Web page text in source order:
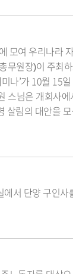
모여 우리나라
무원장)이 주최
나’가 10월 15
스님은 개회사에
살림의 대안을 모
서 단양 구인사